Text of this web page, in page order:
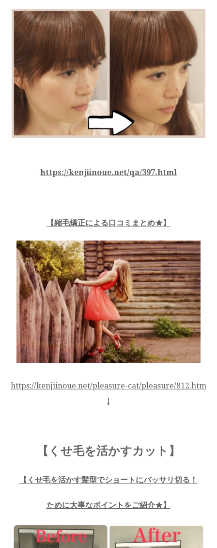
https://kenjiinoue.net/qa/397.html
【縮毛矯正による口コミまとめ★】
https://kenjiinoue.net/pleasure-cat/pleasure/812.htm
l
【くせ毛を活かすカット】
【 くせ毛を活かす髪型でショートにバッサリ切る！
ために大事なポイントをご紹介★】